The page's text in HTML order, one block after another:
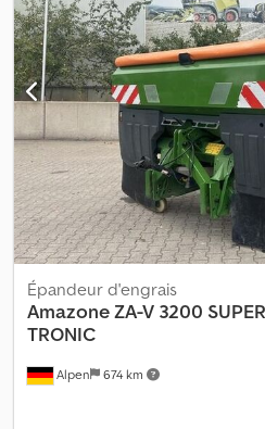
Surélévation de trémie L4200 Film
et échelles Dodpjy E Aplofx Ag Ejck
Bâche de protection actionnée
d’épandage TS20, droite/gauche
gauche/droite avec AutoTS +
gauche/droite avec AutoTS Barre
Profil de protection en métal
stationnement Capteurs de
Alpen 674 km
Épandeur d'engrais
AmazoneZA-V 3200
TRONIC